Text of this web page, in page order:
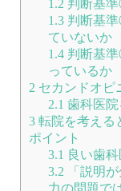
1.2 判断基
1.3 判断基
ていないか
1.4 判断基
っているか
2 セカンドオピ
2.1 歯科医
3 転院を考える
ポイント
3.1 良い歯
3.2 「説明
力の問題で